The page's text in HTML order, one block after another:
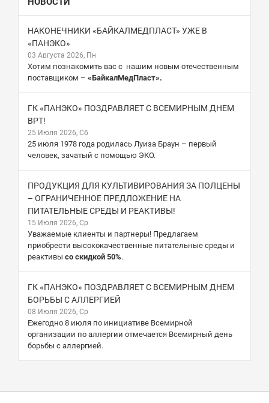
НАКОНЕЧНИКИ «БАЙКАЛМЕДПЛАСТ» УЖЕ В
«ПАНЭКО»
03 Августа 2026, Пн
Хотим познакомить вас с нашим новым отечественным
поставщиком – «БайкалМедПласт».
ГК «ПАНЭКО» ПОЗДРАВЛЯЕТ С ВСЕМИРНЫМ ДНЕМ
ВРТ!
25 Июля 2026, Сб
25 июля 1978 года родилась Луиза Браун – первый
человек, зачатый с помощью ЭКО.
ПРОДУКЦИЯ ДЛЯ КУЛЬТИВИРОВАНИЯ ЗА ПОЛЦЕНЫ
– ОГРАНИЧЕННОЕ ПРЕДЛОЖЕНИЕ НА
ПИТАТЕЛЬНЫЕ СРЕДЫ И РЕАКТИВЫ!
15 Июля 2026, Ср
Уважаемые клиенты и партнеры! Предлагаем
приобрести высококачественные питательные среды и
реактивы со скидкой 50%.
ГК «ПАНЭКО» ПОЗДРАВЛЯЕТ С ВСЕМИРНЫМ ДНЕМ
БОРЬБЫ С АЛЛЕРГИЕЙ
08 Июля 2026, Ср
Ежегодно 8 июля по инициативе Всемирной
организации по аллергии отмечается Всемирный день
борьбы с аллергией.